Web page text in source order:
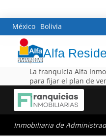
México Bolivia
Alfa
La franquicia Alfa
para fijar el plan de
Inmobiliaria de